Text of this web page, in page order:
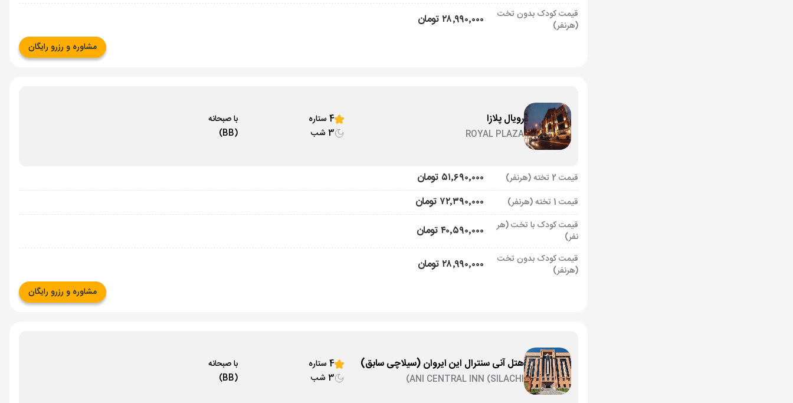
قیمت کودک بدون تخت
(هرنفر)
۲۸٬۹۹۰٬۰۰۰ تومان
مشاوره و رزرو رایگان
رویال پلازا
ROYAL PLAZA
4 ستاره
3 شب
با صبحانه
(BB)
قیمت 2 تخته (هرنفر) ۵۱٬۶۹۰٬۰۰۰ تومان
قیمت 1 تخته (هرنفر) ۷۲٬۳۹۰٬۰۰۰ تومان
قیمت کودک با تخت (هر
نفر)
۴۰٬۵۹۰٬۰۰۰ تومان
قیمت کودک بدون تخت
(هرنفر)
۲۸٬۹۹۰٬۰۰۰ تومان
مشاوره و رزرو رایگان
هتل آنی سنترال این ایروان (سیلاچی سابق)
ANI CENTRAL INN (SILACHI)
4 ستاره
3 شب
با صبحانه
(BB)